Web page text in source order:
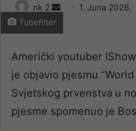
nk 2
Send 1. Juna 2026.
Tubefilter
Američki youtuber
je objavio pjesmu
Svjetskog prvenstva u
pjesme spomenuo je